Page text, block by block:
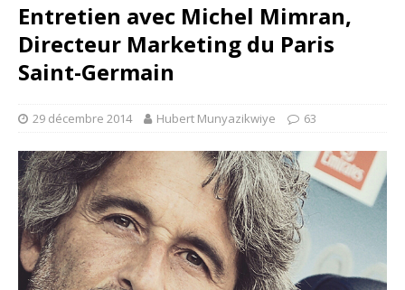
Entretien avec Michel Mimran,
Directeur Marketing du Paris
Saint-Germain
29 décembre 2014 Hubert Munyazikwiye 63